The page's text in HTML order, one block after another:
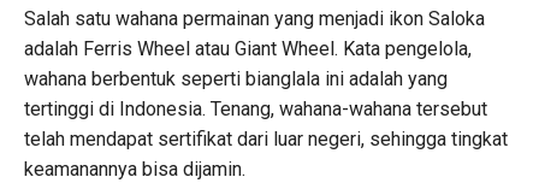
Salah satu wahana permainan yang menjadi ikon Saloka
adalah Ferris Wheel atau Giant Wheel. Kata pengelola,
wahana berbentuk seperti bianglala ini adalah yang
tertinggi di Indonesia. Tenang, wahana-wahana tersebut
telah mendapat sertifikat dari luar negeri, sehingga tingkat
keamanannya bisa dijamin.